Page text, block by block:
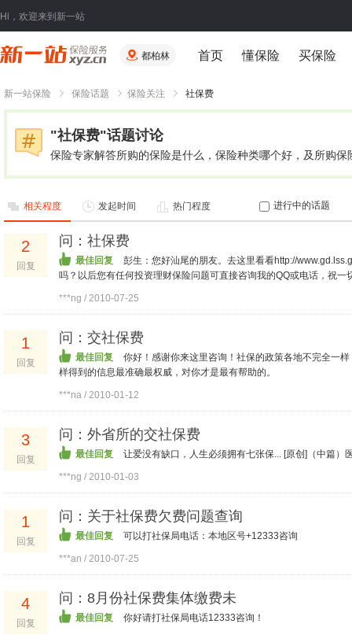
Hi，欢迎来到新一站
都柏林 首页 懂保险 买保险
新一站保险 保险话题 保险关注 社保费
"社保费"话题讨论
保险专家解答所购的保险是什么，保险种类哪个好，及所购保
相关程度 发起时间 热门程度 进行中的话题
2
回复
问：社保费
最佳回复
彭生：您好汕尾的朋友。去这里看看http://
吗？以后您有任何投资理财保险问题可直接咨询我的QQ或电话，祝一
***ng / 2010-07-25
1
回复
问：交社保费
最佳回复
你好！感谢你来这里咨询！社保的政策各地不完全一
样得到的信息最准确最权威，对你才是最有帮助的。
***na / 2010-01-12
3
回复
问：外省所的交社保费
最佳回复 让爱没有缺口，人生必须拥有七张保... [原创]（中篇）
***ng / 2010-01-03
1
回复
问：关于社保费欠费问题查询
最佳回复 可以打社保局电话：本地区号+12333咨询
***an / 2010-07-25
4
回复
问：8月份社保费集体缴费未
最佳回复 你好请打社保局电话12333咨询！